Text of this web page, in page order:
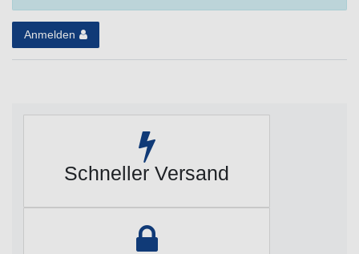
Anmelden
Schneller Versand